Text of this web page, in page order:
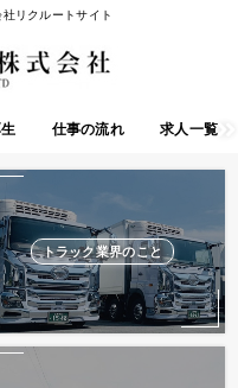
リクルートサイト
仕事の流れ 求人一覧
トラック業界のこと